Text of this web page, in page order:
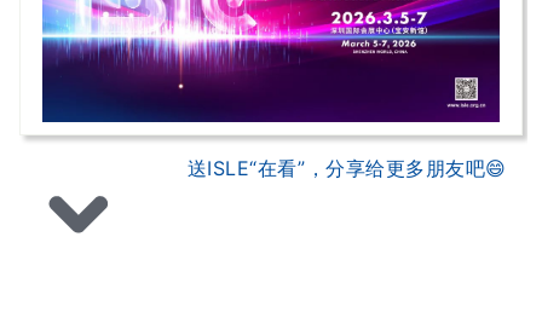
送ISLE“在看”，分享给更多朋友吧😄